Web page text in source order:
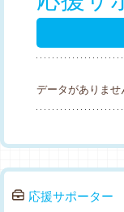
データがありませ
応援サポーター